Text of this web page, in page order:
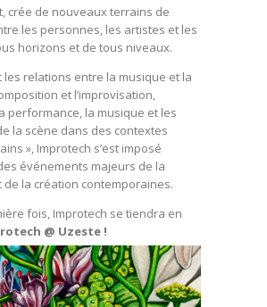
crée de nouveaux terrains de
les personnes, les artistes et les
horizons et de tous niveaux.
les relations entre la musique et la
et l’improvisation,
performance, la musique et les
la scène dans des contextes
», Improtech s’est imposé
événements majeurs de la
de la création contemporaines.
fois, Improtech se tiendra en
@ Uzeste !